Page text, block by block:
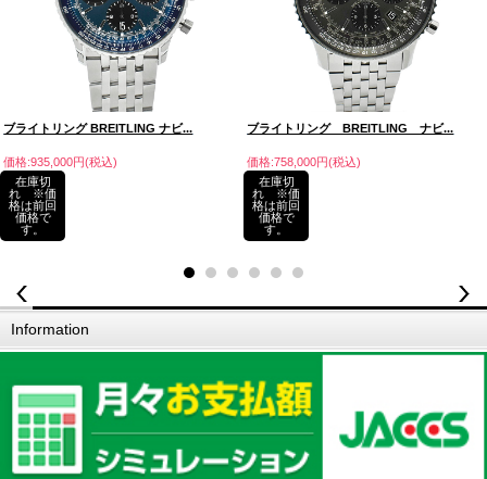
ブライトリング BREITLING ナビ...
価格:935,000円(税込)
在庫切
れ ※価
格は前回
価格で
す。
ブライトリング BREITLING ナビ...
価格:758,000円(税込)
在庫切
れ ※価
格は前回
価格で
す。
Information